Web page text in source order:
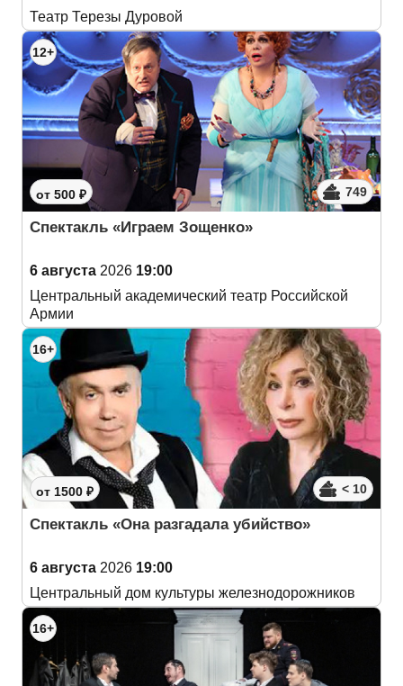
Театр Терезы Дуровой
12+
от 500 ₽ 749
Спектакль «Играем Зощенко»
6 августа 2026 19:00
Центральный академический театр Российской
Армии
16+
от 1500 ₽ < 10
Спектакль «Она разгадала убийство»
6 августа 2026 19:00
Центральный дом культуры железнодорожников
16+